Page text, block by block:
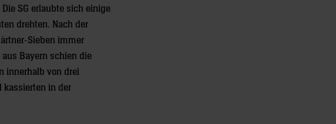
SG erlaubte sich einige
drehten. Nach der
Sieben immer
Bayern schien die
innerhalb von drei
kassierten in der